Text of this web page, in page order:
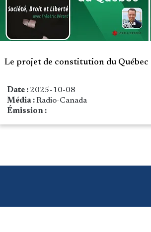
Le projet de constitution du Québec
Date : 2025-10-08
Média :Radio-Canada
Émission :